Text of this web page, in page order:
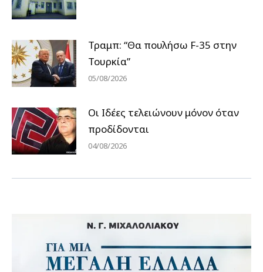
Τραμπ: “Θα πουλήσω F-35 στην
Τουρκία”
05/08/2026
Οι Ιδέες τελειώνουν μόνον όταν
προδίδονται
04/08/2026